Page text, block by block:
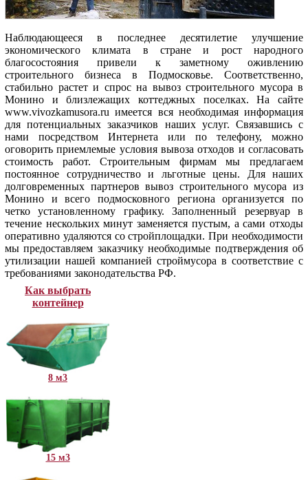
Наблюдающееся в последнее десятилетие улучшение
экономического климата в стране и рост народного
благосостояния привели к заметному оживлению
строительного бизнеса в Подмосковье. Соответственно,
стабильно растет и спрос на вывоз строительного мусора в
Монино и близлежащих коттеджных поселках. На сайте
www.vivozkamusora.ru имеется вся необходимая информация
для потенциальных заказчиков наших услуг. Связавшись с
нами посредством Интернета или по телефону, можно
оговорить приемлемые условия вывоза отходов и согласовать
стоимость работ. Строительным фирмам мы предлагаем
постоянное сотрудничество и льготные цены. Для наших
долговременных партнеров вывоз строительного мусора из
Монино и всего подмосковного региона организуется по
четко установленному графику. Заполненный резервуар в
течение нескольких минут заменяется пустым, а сами отходы
оперативно удаляются со стройплощадки. При необходимости
мы предоставляем заказчику необходимые подтверждения об
утилизации нашей компанией строймусора в соответствие с
требованиями законодательства РФ.
Как выбрать
контейнер
8 м3
15 м3